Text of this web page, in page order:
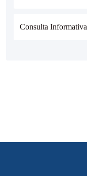
Consulta Informativa